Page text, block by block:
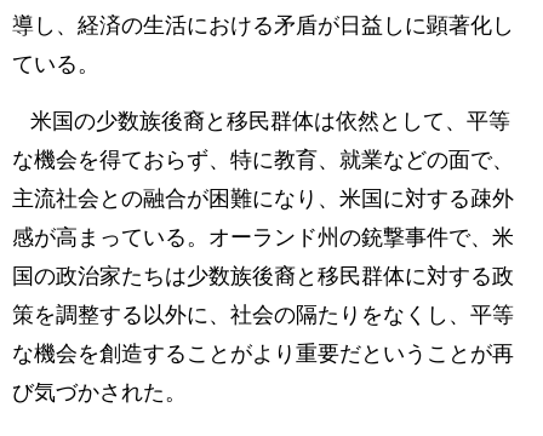
導し、経済の生活における矛盾が日益しに顕著化し
ている。
米国の少数族後裔と移民群体は依然として、平等
な機会を得ておらず、特に教育、就業などの面で、
主流社会との融合が困難になり、米国に対する疎外
感が高まっている。オーランド州の銃撃事件で、米
国の政治家たちは少数族後裔と移民群体に対する政
策を調整する以外に、社会の隔たりをなくし、平等
な機会を創造することがより重要だということが再
び気づかされた。